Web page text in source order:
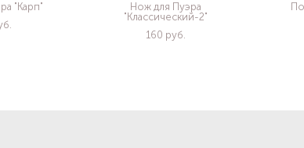
"Карп"
Нож для Пуэра
"Классический-2"
160 pуб.